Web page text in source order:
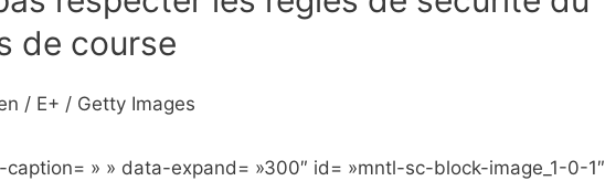
de course
/ E+ / Getty Images
caption= » » data-expand= »300″ id= »mntl-sc-block-image_1-0-1″